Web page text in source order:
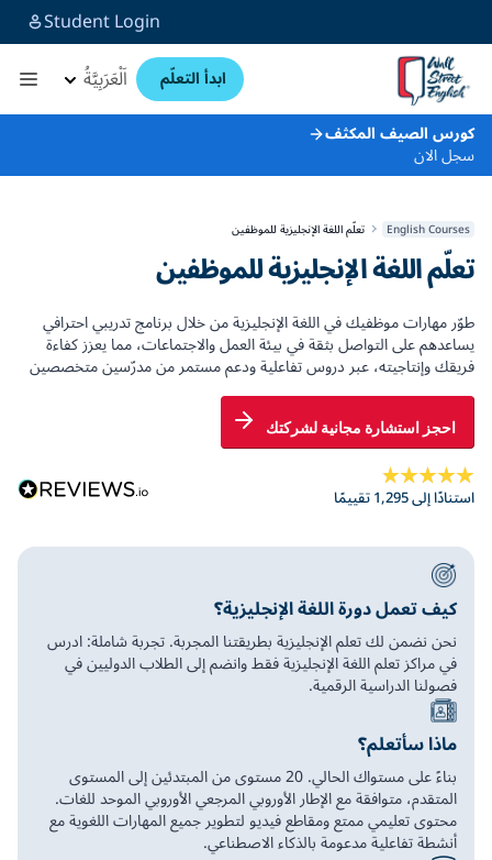
Student Login
ابدأ التعلّم اَلْعَرَبِيَّةُ
كورس الصيف المكثف
سجل الان
English Courses تعلّم اللغة الإنجليزية للموظفين
تعلّم اللغة الإنجليزية للموظفين
طوّر مهارات موظفيك في اللغة الإنجليزية من خلال برنامج تدريبي احترافي
يساعدهم على التواصل بثقة في بيئة العمل والاجتماعات، مما يعزز كفاءة
فريقك وإنتاجيته، عبر دروس تفاعلية ودعم مستمر من مدرّسين متخصصين
احجز استشارة مجانية لشركتك
استنادًا إلى 1,295 تقييمًا
كيف تعمل دورة اللغة الإنجليزية؟
نحن نضمن لك تعلم الإنجليزية بطريقتنا المجربة. تجربة شاملة: ادرس
في مراكز تعلم اللغة الإنجليزية فقط وانضم إلى الطلاب الدوليين في
فصولنا الدراسية الرقمية.
ماذا سأتعلم؟
بناءً على مستواك الحالي. 20 مستوى من المبتدئين إلى المستوى
المتقدم، متوافقة مع الإطار الأوروبي المرجعي الأوروبي الموحد للغات.
محتوى تعليمي ممتع ومقاطع فيديو لتطوير جميع المهارات اللغوية مع
أنشطة تفاعلية مدعومة بالذكاء الاصطناعي.